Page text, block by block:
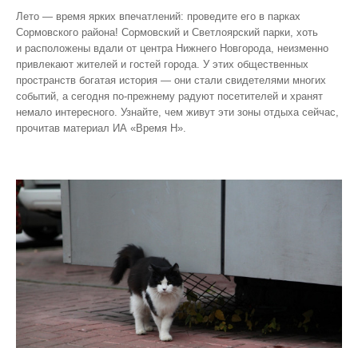
Лето — время ярких впечатлений: проведите его в парках
Сормовского района! Сормовский и Светлоярский парки, хоть
и расположены вдали от центра Нижнего Новгорода, неизменно
привлекают жителей и гостей города. У этих общественных
пространств богатая история — они стали свидетелями многих
событий, а сегодня по‑прежнему радуют посетителей и хранят
немало интересного. Узнайте, чем живут эти зоны отдыха сейчас,
прочитав материал ИА «Время Н».